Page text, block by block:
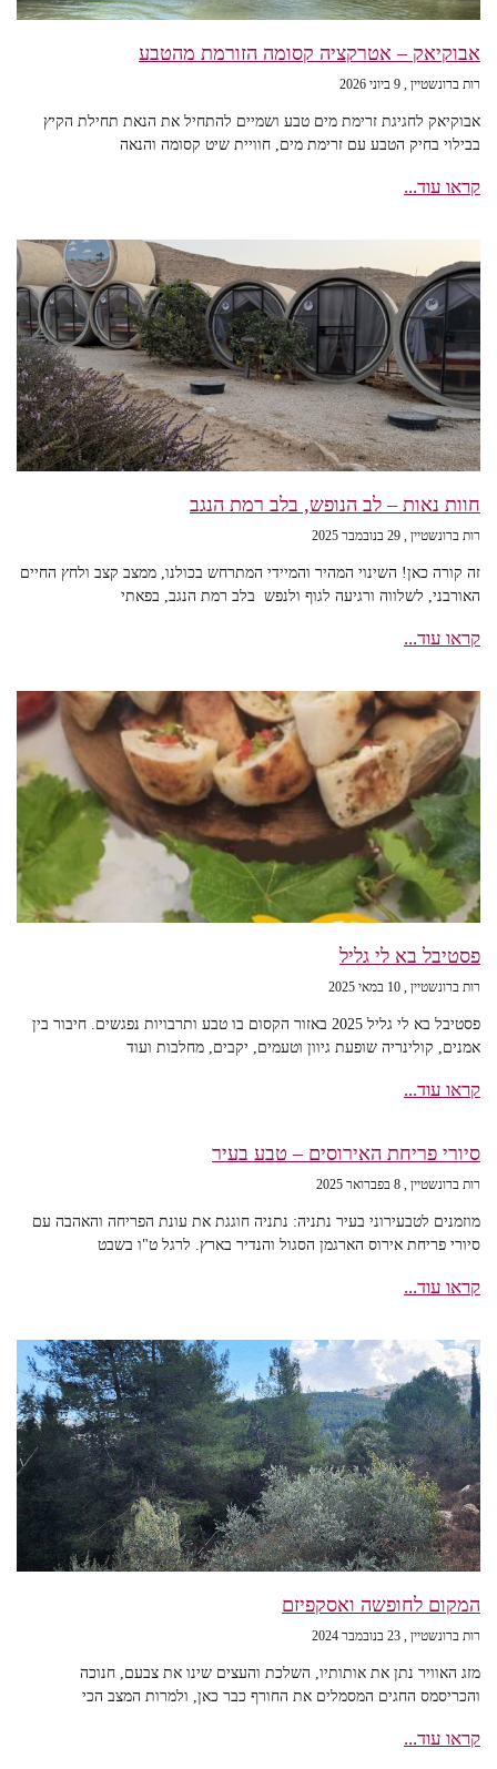
אבוקיאק – אטרקציה קסומה הזורמת מהטבע
רות ברונשטיין 9 ביוני 2026
אבוקיאק לחגיגת זרימת מים טבע ושמיים להתחיל את הנאת תחילת הקיץ
בבילוי בחיק הטבע עם זרימת מים, חוויית שיט קסומה והנאה
קראו עוד...
חוות נאות – לב הנופש, בלב רמת הנגב
רות ברונשטיין 29 בנובמבר 2025
זה קורה כאן! השינוי המהיר והמיידי המתרחש בכולנו, ממצב קצב ולחץ החיים
האורבני, לשלווה ורגיעה לגוף ולנפש בלב רמת הנגב, בפאתי
קראו עוד...
פסטיבל בא לי גליל
רות ברונשטיין 10 במאי 2025
פסטיבל בא לי גליל 2025 באזור הקסום בו טבע ותרבויות נפגשים. חיבור בין
אמנים, קולינריה שופעת גיוון וטעמים, יקבים, מחלבות ועוד
קראו עוד...
סיורי פריחת האירוסים – טבע בעיר
רות ברונשטיין 8 בפברואר 2025
מוזמנים לטבעירוני בעיר נתניה: נתניה חוגגת את עונת הפריחה והאהבה עם
סיורי פריחת אירוס הארגמן הסגול והנדיר בארץ. לרגל ט"ו בשבט
קראו עוד...
המקום לחופשה ואסקפיזם
רות ברונשטיין 23 בנובמבר 2024
מזג האוויר נתן את אותותיו, השלכת והעצים שינו את צבעם, חנוכה
והכריסמס החגים המסמלים את החורף כבר כאן, ולמרות המצב הכי
קראו עוד...